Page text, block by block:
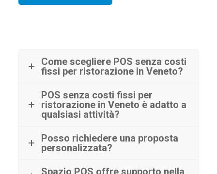
Come scegliere POS senza costi
fissi per ristorazione in Veneto?
POS senza costi fissi per
ristorazione in Veneto è adatto a
qualsiasi attività?
Posso richiedere una proposta
personalizzata?
Spazio POS offre supporto nella